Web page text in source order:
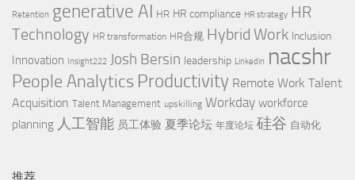
Retention generative AI HR HR compliance HR strategy HR
Technology HR transformation HR合规 Hybrid Work Inclusion
Innovation Insight222 Josh Bersin leadership Linkedin nacshr
People Analytics Productivity Remote Work Talent
Acquisition Talent Management upskilling Workday workforce
planning 人工智能 员工体验 夏季论坛 年度论坛 硅谷 自动化
推荐